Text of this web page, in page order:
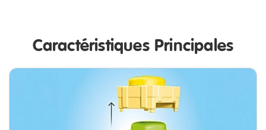
Caractéristiques Principales